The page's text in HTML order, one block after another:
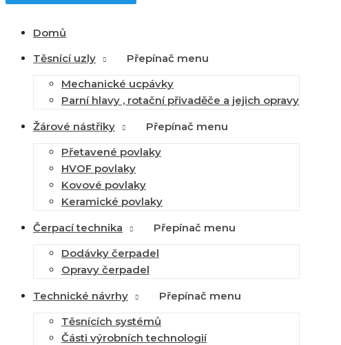
Domů
Těsnící uzly
Přepínač menu
Mechanické ucpávky
Parní hlavy , rotační přivaděče a jejich opravy
Žárové nástřiky
Přepínač menu
Přetavené povlaky
HVOF povlaky
Kovové povlaky
Keramické povlaky
Čerpací technika
Přepínač menu
Dodávky čerpadel
Opravy čerpadel
Technické návrhy
Přepínač menu
Těsnících systémů
Části výrobních technologií